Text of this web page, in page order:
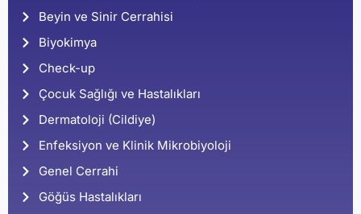
Beyin ve Sinir Cerrahisi
Biyokimya
Check-up
Çocuk Sağlığı ve Hastalıkları
Dermatoloji (Cildiye)
Enfeksiyon ve Klinik Mikrobiyoloji
Genel Cerrahi
Göğüs Hastalıkları